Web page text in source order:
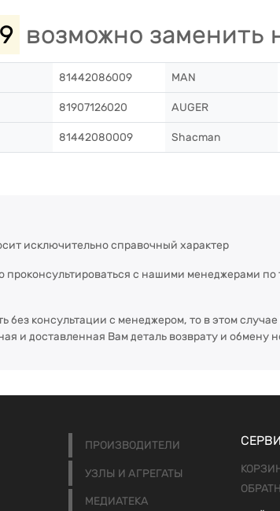
возможно заменить
81442086009 MAN
81907126020 AUGER
81442080009 Shacman
исключительно справочный характер
проконсультироваться с нашими менеджерами
без консультации с менеджером, то в этом
и доставленная Вам деталь возврату и обмену
ПРОИЗВОДИТЕЛИ
УЗЛЫ И АГРЕГАТЫ
МЕДИАТЕКА